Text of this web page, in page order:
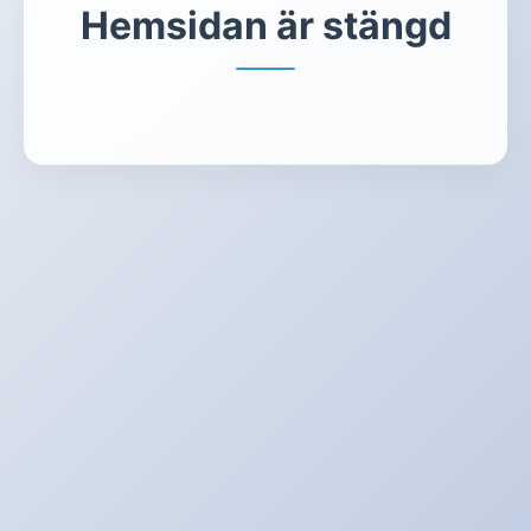
Hemsidan är stängd